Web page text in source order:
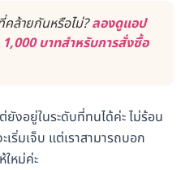
ล้ายกันหรือไม่?ลองดูแอป
บาทสำหรับการสั่งซื้อ
ยังอยู่ในระดับที่ทนได้ค่ะ ไม่ร้อน
ริ่มเจ็บ แต่เราสามารถบอก
ใหม่ค่ะ